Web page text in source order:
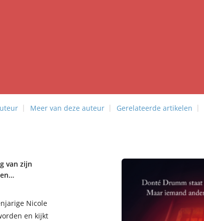
Meer van deze auteur Gerelateerde artikelen
van zijn
Nicole
en kijkt